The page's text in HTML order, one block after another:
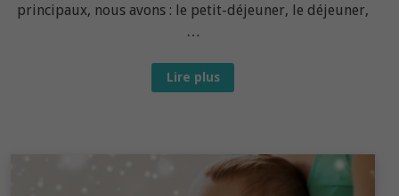
principaux, nous avons : le petit-déjeuner, le déjeuner,
…
Grignotage :
Faut-
il
Lire plus